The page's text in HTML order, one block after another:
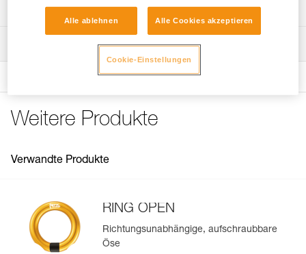
ASCENT,
- besteht aus einer halbstarren Komponente und einem
RING OPEN,
- große Öse und intuitive Einhängrichtung erleichtern das
- lässt sich bei Nichtgebrauch einklappen, um
Gewicht: 75 g
Bruchlast quer: 23 kN
Zugrundeliegende Spezifikationen
Garantie : 3 Jahre
Technische Informationen
Gebrauchsanleitung
Das PDF herunterladen technical-notice-RING2SIDE-01
Das PDF herunterladen technical-notice-RING-OPEN-1
Häufige Fragen
Einfache Verwaltung und Überprüfung Ihrer PSA
Weitere Produkte
Verwandte Produkte
RING OPEN
Richtungsunabhängige, aufschraubbare
Öse
Alle ablehnen Alle Cookies akzeptieren
Cookie-Einstellungen